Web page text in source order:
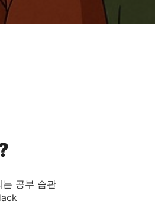
는 공부 습관